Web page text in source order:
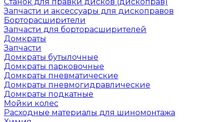
Запчасти и аксессуары для дископравов
Борторасширители
Запчасти для борторасширителей
Домкраты
Запчасти
Домкраты бутылочные
Домкраты парковочные
Домкраты пневматические
Домкраты пневмогидравлические
Домкраты подкатные
Мойки колес
Расходные материалы для шиномонтажа